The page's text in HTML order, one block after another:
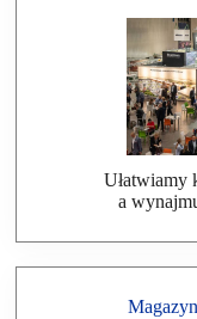
Ułatwiamy
a